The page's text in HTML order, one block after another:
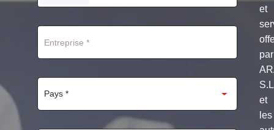
STATES
et
par
et
les